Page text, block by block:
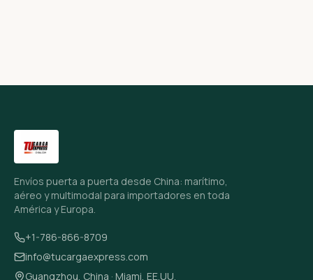
Envíos puerta a puerta desde China: marítimo,
aéreo y multimodal para importadores en toda
América y Europa.
+1-786-866-8709
info@tucargaexpress.com
Guangzhou, China · Miami, EE.UU.